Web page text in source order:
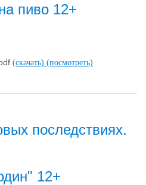
пиво 12+
(скачать) (посмотреть)
последствиях.
12+